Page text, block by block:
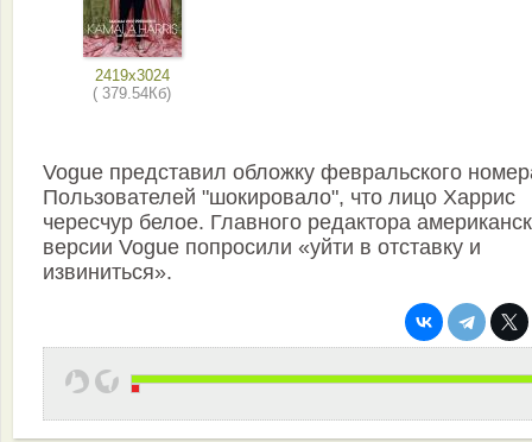
2419x3024
( 379.54Кб)
Vogue представил обложку февральского
Пользователей "шокировало", что лицо Харрис
чересчур белое. Главного редактора
версии Vogue попросили «уйти в отставку и
извиниться».